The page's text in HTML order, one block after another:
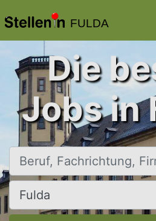
FULDA
Die
Jobs in
Beruf, Fachrichtung, Firma
Ort, Stadt